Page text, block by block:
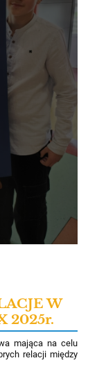
W
2025r.
mająca na celu
relacji między